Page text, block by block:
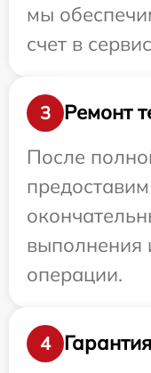
мы
счет в
3
Ремонт
После
выполнения
операции.
4
Гарантия